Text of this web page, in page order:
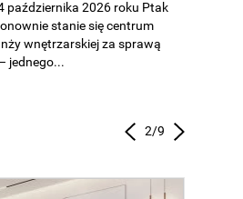
wnętrza. Jasne, otwarte
wykończenia i...
3/9